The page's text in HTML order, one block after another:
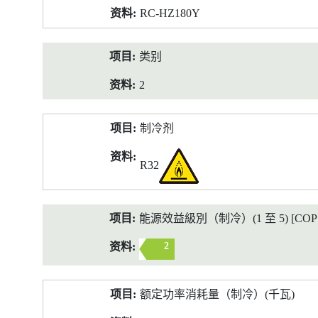
RC-HZ180Y
类别
2
制冷剂
R32
能源效益級別（制冷）(1 至 5) [COP
2
额定功率消耗量（制冷）(千瓦)